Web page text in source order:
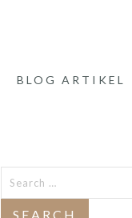
BLOG ARTIKEL
Search
for: